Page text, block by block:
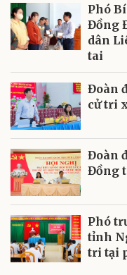
Phó
Đồng
dân
tai
Đoàn
cử tri
Đoàn
Đồng
Phó
tỉnh
tri tại